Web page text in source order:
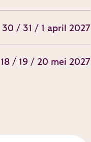
30 / 31 / 1 april 2027
18 / 19 / 20 mei 2027